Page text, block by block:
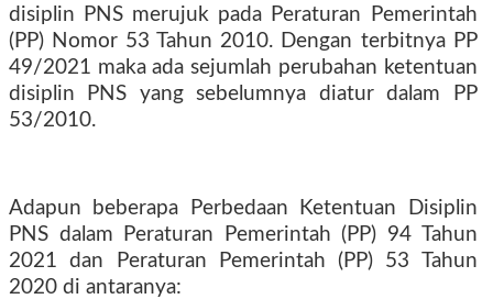
disiplin PNS merujuk pada Peraturan Pemerintah
(PP) Nomor 53 Tahun 2010. Dengan terbitnya PP
49/2021 maka ada sejumlah perubahan ketentuan
disiplin PNS yang sebelumnya diatur dalam PP
53/2010.
Adapun beberapa Perbedaan Ketentuan Disiplin
PNS dalam Peraturan Pemerintah (PP) 94 Tahun
2021 dan Peraturan Pemerintah (PP) 53 Tahun
2020 di antaranya: